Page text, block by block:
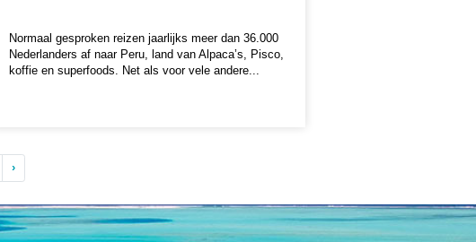
Normaal gesproken reizen jaarlijks meer dan 36.000
Nederlanders af naar Peru, land van Alpaca’s, Pisco,
koffie en superfoods. Net als voor vele andere...
›